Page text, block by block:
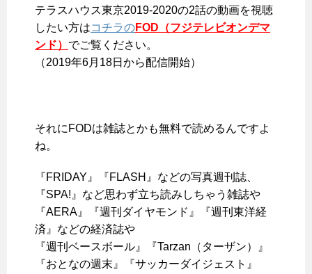
テラスハウス東京2019-2020の2話の動画を視聴
したい方はコチラのFOD（フジテレビオンデマ
ンド） でご覧ください。
（2019年6月18日から配信開始）
それにFODは雑誌とかも無料で読めるんですよ
ね。
『FRIDAY』『FLASH』などの写真週刊誌、
『SPA!』など思わず立ち読みしちゃう雑誌や
『AERA』『週刊ダイヤモンド』『週刊東洋経
済』などの経済誌や
『週刊ベースボール』『Tarzan（ターザン）』
『おとなの週末』『サッカーダイジェスト』